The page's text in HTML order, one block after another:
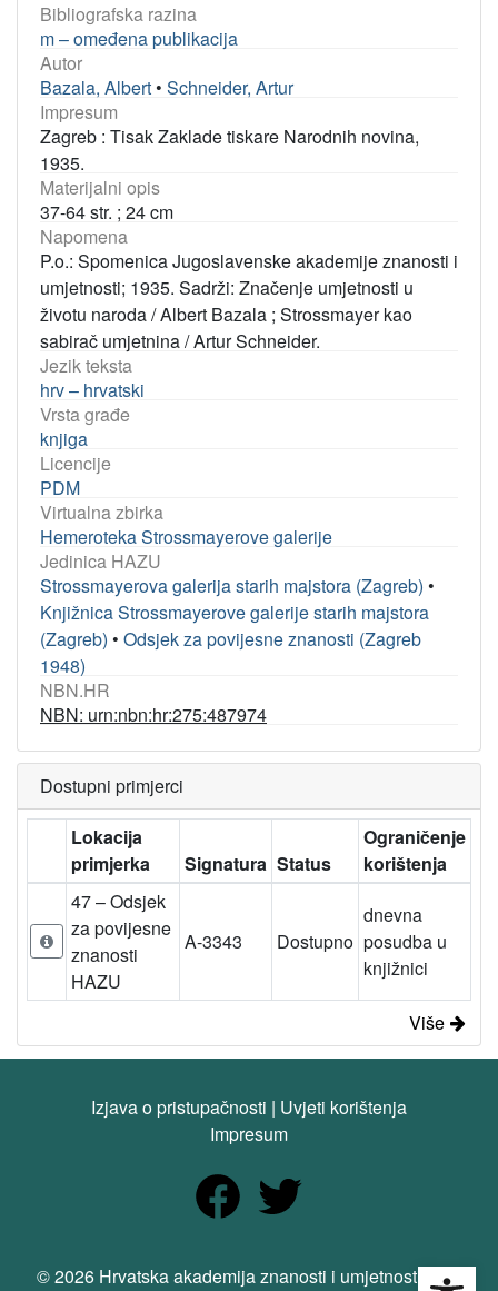
Bibliografska razina
m – omeđena publikacija
Autor
Bazala, Albert • Schneider, Artur
Impresum
Zagreb : Tisak Zaklade tiskare Narodnih novina,
1935.
Materijalni opis
37-64 str. ; 24 cm
Napomena
P.o.: Spomenica Jugoslavenske akademije znanosti i
umjetnosti; 1935. Sadrži: Značenje umjetnosti u
životu naroda / Albert Bazala ; Strossmayer kao
sabirač umjetnina / Artur Schneider.
Jezik teksta
hrv – hrvatski
Vrsta građe
knjiga
Licencije
PDM
Virtualna zbirka
Hemeroteka Strossmayerove galerije
Jedinica HAZU
Strossmayerova galerija starih majstora (Zagreb) •
Knjižnica Strossmayerove galerije starih majstora
(Zagreb) • Odsjek za povijesne znanosti (Zagreb
1948)
NBN.HR
NBN: urn:nbn:hr:275:487974
Dostupni primjerci
Lokacija
primjerka
Signatura Status
Ograničenje
korištenja
47 – Odsjek
za povijesne
znanosti
HAZU
A-3343 Dostupno
dnevna
posudba u
knjižnici
Više
Izjava o pristupačnosti | Uvjeti korištenja
Impresum
© 2026 Hrvatska akademija znanosti i umjetnosti. Sva